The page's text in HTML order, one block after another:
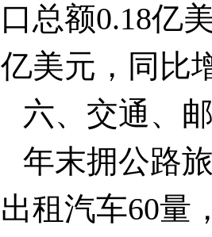
口总额0.18亿
亿美元，同比
六、交通、
年末拥公路
出租汽车60量